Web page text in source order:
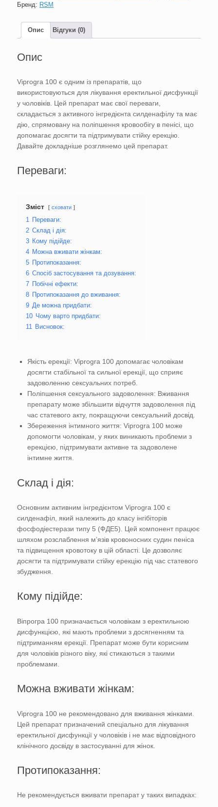
Бренд: RSM
Опис Відгуки (0)
Опис
Viprogra 100 є одним із препаратів, що
використовуються для лікування еректильної дисфункції
у чоловіків. Цей препарат має свої переваги,
складається з активного інгредієнта силденафілу та має
дію, спрямовану на поліпшення кровообігу в пенісі, що
допомагає досягти та підтримувати стійку ерекцію.
Давайте докладніше розглянемо цей препарат.
Переваги:
Зміст сховати
1
Переваги:
2 Склад і дія:
3 Кому підійде:
4 Можна вживати жінкам:
5
Протипоказання:
6 Спосіб застосування та дозування:
7
Побічні ефекти:
8
Протипоказання до вживання:
9 Де можна придбати:
10 Чому варто придбати:
11 Висновок:
Якість ерекції: Viprogra 100 допомагає чоловікам
досягти стабільної та сильної ерекції, що сприяє
задоволенню сексуальних потреб.
Поліпшення сексуального задоволення: Вживання
препарату може збільшити відчуття задоволення під
час статевого акту, покращуючи сексуальний досвід.
Збереження інтимного життя: Viprogra 100 може
допомогти чоловікам, у яких виникають проблеми з
ерекцією, підтримувати активне та задоволене
інтимне життя.
Склад і дія:
Основним активним інгредієнтом Viprogra 100 є
силденафіл, який належить до класу інгібіторів
фосфодіестерази типу 5 (ФДЕ5). Цей компонент працює
шляхом розслаблення м’язів кровоносних судин пеніса
та підвищення кровотоку в цій області. Це дозволяє
досягти та підтримувати стійку ерекцію під час статевого
збудження.
Кому підійде:
Віпрогра 100 призначається чоловікам з еректильною
дисфункцією, які мають проблеми з досягненням та
підтриманням ерекції. Препарат може бути корисним
для чоловіків різного віку, які стикаються з такими
проблемами.
Можна вживати жінкам:
Viprogra 100 не рекомендовано для вживання жінками.
Цей препарат призначений спеціально для лікування
еректильної дисфункції у чоловіків і не має відповідного
клінічного досвіду в застосуванні для жінок.
Протипоказання:
Не рекомендується вживати препарат у таких випадках: